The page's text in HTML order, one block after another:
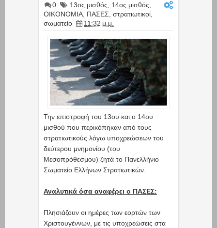
0 13ος μισθός 14ος μισθός
ΟΙΚΟΝΟΜΙΑ ΠΑΣΕΣ στρατιωτικοί
σωματείο
11:32 μ.μ.
Την επιστροφή του 13ου και ο 14ου
μισθού που περικόπηκαν από τους
στρατιωτικούς λόγω υποχρεώσεων του
δεύτερου μνημονίου (του
Μεσοπρόθεσμου) ζητά το Πανελλήνιο
Σωματείο Ελλήνων Στρατιωτικών.
Αναλυτικά όσα αναφέρει ο ΠΑΣΕΣ:
Πλησιάζουν οι ημέρες των εορτών των
Χριστουγέννων, με τις υποχρεώσεις στα